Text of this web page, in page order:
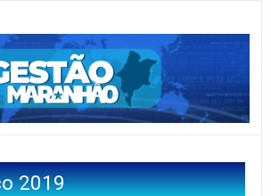
2019